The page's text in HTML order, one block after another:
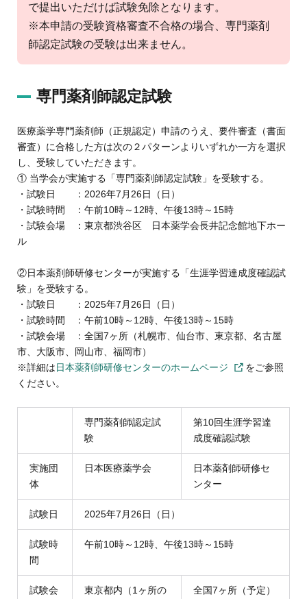
で提出いただけば試験免除となります。
※本申請の受験資格審査不合格の場合、専門薬剤
師認定試験の受験は出来ません。
専門薬剤師認定試験
医療薬学専門薬剤師（正規認定）申請のうえ、要件審査（書面
審査）に合格した方は次の２パターンよりいずれか一方を選択
し、受験していただきます。
① 当学会が実施する「専門薬剤師認定試験」を受験する。
・試験日 ：2026年7月26日（日）
・試験時間 ：午前10時～12時、午後13時～15時
・試験会場 ：東京都渋谷区 日本薬学会長井記念館地下ホー
ル
②日本薬剤師研修センターが実施する「生涯学習達成度確認試
験」を受験する。
・試験日 ：2025年7月26日（日）
・試験時間 ：午前10時～12時、午後13時～15時
・試験会場 ：全国7ヶ所（札幌市、仙台市、東京都、名古屋
市、大阪市、岡山市、福岡市）
※詳細は日本薬剤師研修センターのホームページ
をご参照
ください。
専門薬剤師認定試
験
第10回生涯学習達
成度確認試験
実施団
体
日本医療薬学会
日本薬剤師研修セ
ンター
試験日 2025年7月26日（日）
試験時
間
午前10時～12時、午後13時～15時
試験会
東京都内（1ヶ所の
全国7ヶ所（予定）